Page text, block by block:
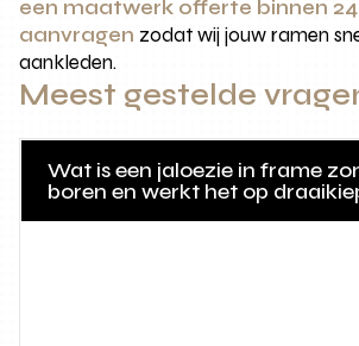
een maatwerk offerte binnen
aanvragen zodat wij jouw ramen
aankleden.
Meest gestelde
Wat is een jaloezie in frame
boren en werkt het op